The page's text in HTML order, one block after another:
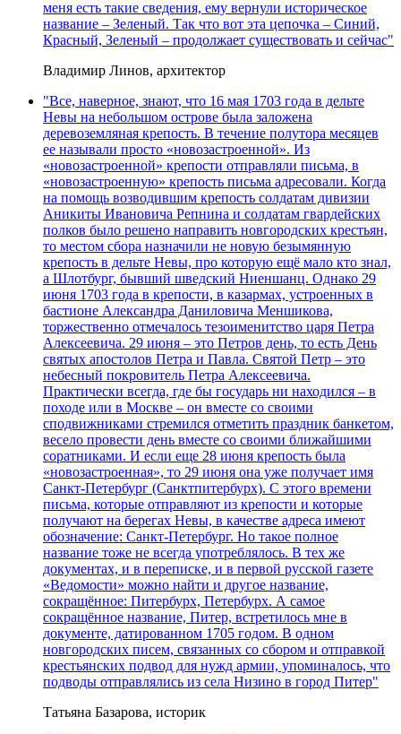
меня есть такие сведения, ему вернули историческое
название – Зеленый. Так что вот эта цепочка – Синий,
Красный, Зеленый – продолжает существовать и сейчас"
Владимир Линов, архитектор
"Все, наверное, знают, что 16 мая 1703 года в дельте
Невы на небольшом острове была заложена
деревоземляная крепость. В течение полутора месяцев
ее называли просто «новозастроенной». Из
«новозастроенной» крепости отправляли письма, в
«новозастроенную» крепость письма адресовали. Когда
на помощь возводившим крепость солдатам дивизии
Аникиты Ивановича Репнина и солдатам гвардейских
полков было решено направить новгородских крестьян,
то местом сбора назначили не новую безымянную
крепость в дельте Невы, про которую ещё мало кто знал,
а Шлотбург, бывший шведский Ниеншанц. Однако 29
июня 1703 года в крепости, в казармах, устроенных в
бастионе Александра Даниловича Меншикова,
торжественно отмечалось тезоименитство царя Петра
Алексеевича. 29 июня – это Петров день, то есть День
святых апостолов Петра и Павла. Святой Петр – это
небесный покровитель Петра Алексеевича.
Практически всегда, где бы государь ни находился – в
походе или в Москве – он вместе со своими
сподвижниками стремился отметить праздник банкетом,
весело провести день вместе со своими ближайшими
соратниками. И если еще 28 июня крепость была
«новозастроенная», то 29 июня она уже получает имя
Санкт-Петербург (Санктпитербурх). С этого времени
письма, которые отправляют из крепости и которые
получают на берегах Невы, в качестве адреса имеют
обозначение: Санкт-Петербург. Но такое полное
название тоже не всегда употреблялось. В тех же
документах, и в переписке, и в первой русской газете
«Ведомости» можно найти и другое название,
сокращённое: Питербурх, Петербурх. А самое
сокращённое название, Питер, встретилось мне в
документе, датированном 1705 годом. В одном
новгородских писем, связанных со сбором и отправкой
крестьянских подвод для нужд армии, упоминалось, что
подводы отправлялись из села Низино в город Питер"
Татьяна Базарова, историк